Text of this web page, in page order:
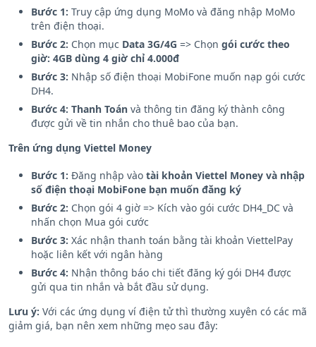
Bước 1: Truy cập ứng dụng MoMo và đăng nhập MoMo
trên điện thoại.
Bước 2: Chọn mục Data 3G/4G => Chọn gói cước theo
giờ: 4GB dùng 4 giờ chỉ 4.000đ
Bước 3: Nhập số điện thoại MobiFone muốn nạp gói cước
DH4.
Bước 4: Thanh Toán và thông tin đăng ký thành công
được gửi về tin nhắn cho thuê bao của bạn.
Trên ứng dụng Viettel Money
Bước 1: Đăng nhập vào tài khoản Viettel Money và nhập
số điện thoại MobiFone bạn muốn đăng ký
Bước 2: Chọn gói 4 giờ => Kích vào gói cước DH4_DC và
nhấn chọn Mua gói cước
Bước 3: Xác nhận thanh toán bằng tài khoản ViettelPay
hoặc liên kết với ngân hàng
Bước 4: Nhận thông báo chi tiết đăng ký gói DH4 được
gửi qua tin nhắn và bắt đầu sử dụng.
Lưu ý: Với các ứng dụng ví điện tử thì thường xuyên có các mã
giảm giá, bạn nên xem những mẹo sau đây: